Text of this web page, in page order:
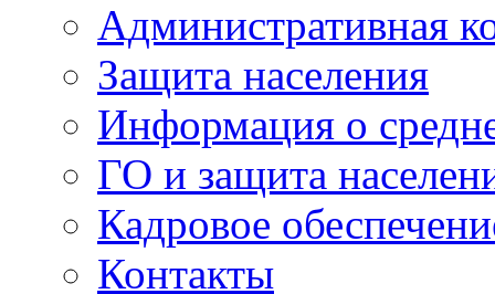
Административная
Защита населения
Информация о
ГО и защита
Кадровое
Контакты